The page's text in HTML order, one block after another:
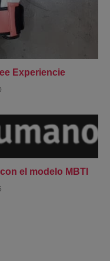
Experiencie
el modelo MBTI